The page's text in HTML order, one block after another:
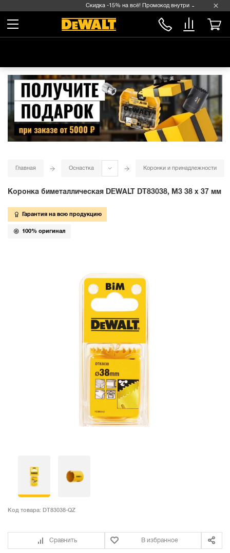
Скидка -15% на всё! Промокод внутри →
Главная Оснастка Коронки и принадлежности
Коронка биметаллическая DEWALT DT83038, M3 38 x 37 мм
Гарантия на всю продукцию
100% оригинал
Код товара: DT83038-QZ
Сравнить В избранное